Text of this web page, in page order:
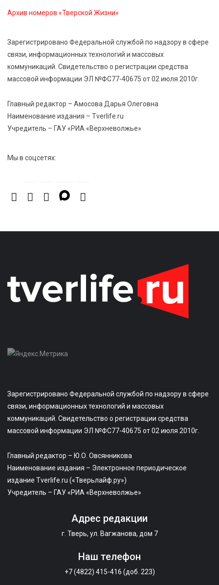
Защита с первых дней: почему так важна
вакцинация новорождённых
Виталий Королев поздравил ветерана из Твери со
100-летием
Архив номеров «Тверской Жизни»
Зарегистрировано Федеральной службой по надзору в сфере
связи, информационных технологий и массовых
коммуникаций. Свидетельство о регистрации средства
массовой информации ЭЛ №ФС77-40675 от 02 июля 2010г.
Главный редактор – Амосова Дарья Олеговна
Наименование издания – Tverlife.ru
Учредитель – ГАУ «РИА «Верхневолжье»
Мы в соцсетях:
Зарегистрировано Федеральной службой по надзору в сфере
связи, информационных технологий и массовых
коммуникаций. Свидетельство о регистрации средства
массовой информации ЭЛ №ФС77-40675 от 02 июля 2010г.
Главный редактор – Ю.О. Овсянникова
Наименование издания – Электронное периодическое
издание Tverlife.ru («Тверьлайф.ру»)
Учредитель – ГАУ «РИА «Верхневолжье»
Адрес редакции
г. Тверь, ул. Вагжанова, дом 7
Наш телефон
+7 (4822) 415-416 (доб. 223)